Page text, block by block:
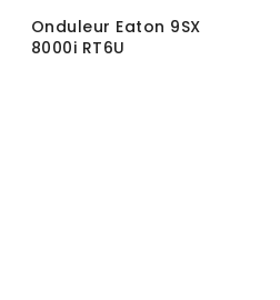
Onduleur Eaton 9SX
8000i RT6U